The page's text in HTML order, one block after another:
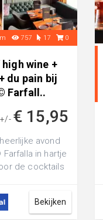
757 17 0
wine +
du pain bij
Farfall..
+/- € 15,95
avond
in hartje
de cocktails
Bekijken